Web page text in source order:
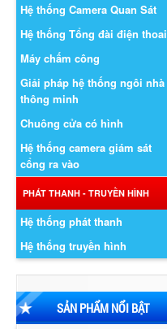
Hệ thống Camera Quan Sát
Hệ thống Tổng đài điện thoai
Máy chấm công
Giải pháp hệ thống ngôi nhà
thông minh
Chuông cửa có hình
Hệ thống camera giám sát
cổng ra vào
PHÁT THANH - TRUYỀN HÌNH
Hệ thống phát thanh
Hệ thống truyền hình
SẢN PHẨM NỔI BẬT